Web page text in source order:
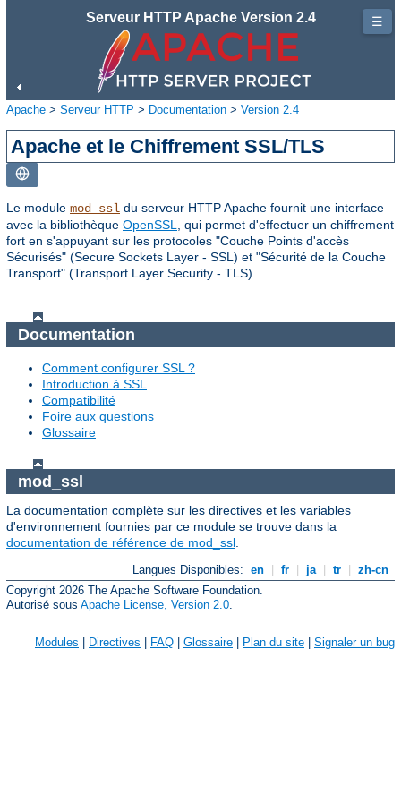
Serveur HTTP Apache Version 2.4
Apache > Serveur HTTP > Documentation > Version 2.4
Apache et le Chiffrement SSL/TLS
Le module mod_ssl du serveur HTTP Apache fournit une interface
avec la bibliothèque OpenSSL
, qui permet d'effectuer un chiffrement
fort en s'appuyant sur les protocoles "Couche Points d'accès
Sécurisés" (Secure Sockets Layer - SSL) et "Sécurité de la Couche
Transport" (Transport Layer Security - TLS).
Documentation
Comment configurer SSL ?
Introduction à SSL
Compatibilité
Foire aux questions
Glossaire
mod_ssl
La documentation complète sur les directives et les variables
d'environnement fournies par ce module se trouve dans la
documentation de référence de mod_ssl.
Langues Disponibles: en fr ja tr
zh-cn
Copyright 2026 The Apache Software Foundation.
Autorisé sous Apache License, Version 2.0
Modules | Directives | FAQ | Glossaire | Plan du site | Signaler un bug
☰